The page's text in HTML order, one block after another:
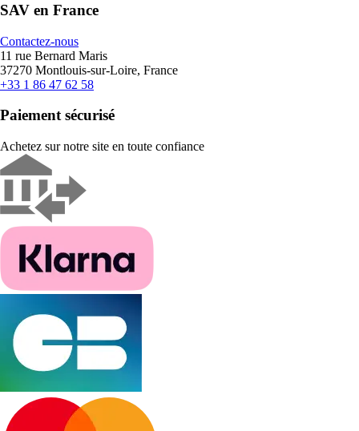
SAV en France
Contactez-nous
11 rue Bernard Maris
37270 Montlouis-sur-Loire, France
+33 1 86 47 62 58
Paiement sécurisé
Achetez sur notre site en toute confiance